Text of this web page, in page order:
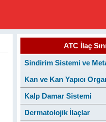
ATC İlaç
Sindirim Sistemi ve
Kan ve Kan Yapıcı
Kalp Damar Sistemi
Dermatolojik İlaçlar